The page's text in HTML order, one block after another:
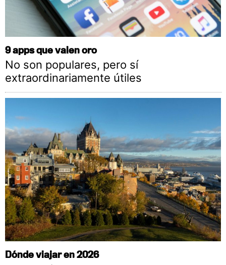
9 apps que valen oro
No son populares, pero sí
extraordinariamente útiles
Dónde viajar en 2026